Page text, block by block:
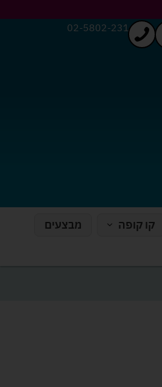
02-5802-231
קו קופה
מבצעים